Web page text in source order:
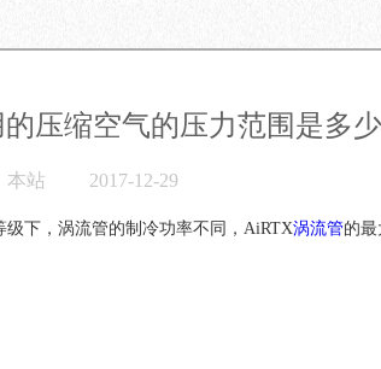
压缩空气的压力范围是多
本站 2017-12-29
级下，涡流管的制冷功率不同，AiRTX涡流管的最